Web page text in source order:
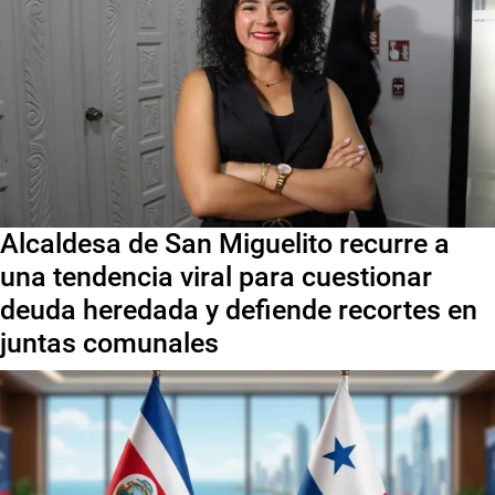
Alcaldesa de San Miguelito recurre a
una tendencia viral para cuestionar
deuda heredada y defiende recortes en
juntas comunales